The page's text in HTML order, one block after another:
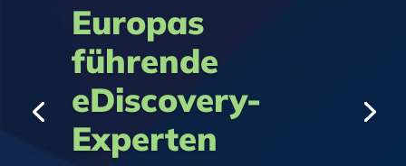
Europas
führende
eDiscovery-
Experten